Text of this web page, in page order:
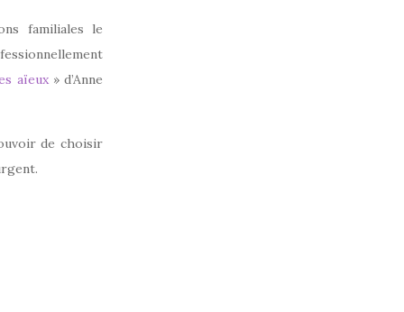
familiales le
aïeux» d’Anne
de choisir